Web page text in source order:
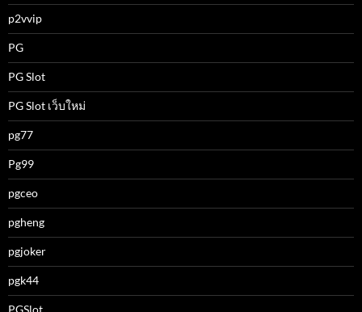
p2vvip
PG
PG Slot
PG Slot เว็บใหม่
pg77
Pg99
pgceo
pgheng
pgjoker
pgk44